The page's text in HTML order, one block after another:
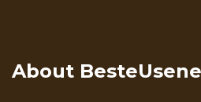
About